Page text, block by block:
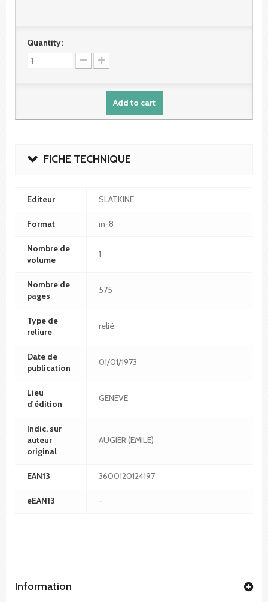
Quantity:
Add to cart
FICHE TECHNIQUE
Editeur SLATKINE
Format in-8
Nombre de
volume
1
Nombre de
pages
575
Type de
reliure
relié
Date de
publication
01/01/1973
Lieu
d'édition
GENEVE
Indic. sur
auteur
original
AUGIER (EMILE)
EAN13 3600120124197
eEAN13 -
Information